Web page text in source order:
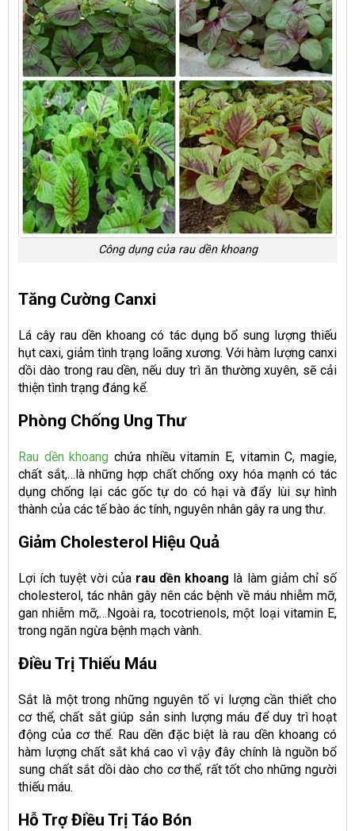
Công dụng của rau dền khoang
Tăng Cường Canxi
Lá cây rau dền khoang có tác dụng bổ sung lượng thiếu
hụt caxi, giảm tình trạng loãng xương. Với hàm lượng canxi
dồi dào trong rau dền, nếu duy trì ăn thường xuyên, sẽ cải
thiện tình trạng đáng kể.
Phòng Chống Ung Thư
Rau dền khoang chứa nhiều vitamin E, vitamin C, magie,
chất sắt,…là những hợp chất chống oxy hóa mạnh có tác
dụng chống lại các gốc tự do có hại và đẩy lùi sự hình
thành của các tế bào ác tính, nguyên nhân gây ra ung thư.
Giảm Cholesterol Hiệu Quả
Lợi ích tuyệt vời củarau dền khoang là làm giảm chỉ số
cholesterol, tác nhân gây nên các bệnh về máu nhiễm mỡ,
gan nhiễm mỡ,…Ngoài ra, tocotrienols, một loại vitamin E,
trong ngăn ngừa bệnh mạch vành.
Điều Trị Thiếu Máu
Sắt là một trong những nguyên tố vi lượng cần thiết cho
cơ thể, chất sắt giúp sản sinh lượng máu để duy trì hoạt
động của cơ thể. Rau dền đặc biệt là rau dền khoang có
hàm lượng chất sắt khá cao vì vậy đây chính là nguồn bổ
sung chất sắt dồi dào cho cơ thể, rất tốt cho những người
thiếu máu.
Hỗ Trợ Điều Trị Táo Bón